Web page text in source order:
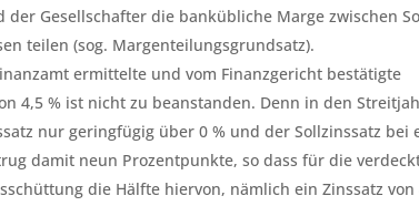
der Gesellschafter die bankübliche Marge zwischen
teilen (sog. Margenteilungsgrundsatz).
ermittelte und vom Finanzgericht bestätigte
4,5 % ist nicht zu beanstanden. Denn in den
nur geringfügig über 0 % und der Sollzinssatz bei
damit neun Prozentpunkte, so dass für die
die Hälfte hiervon, nämlich ein Zinssatz von